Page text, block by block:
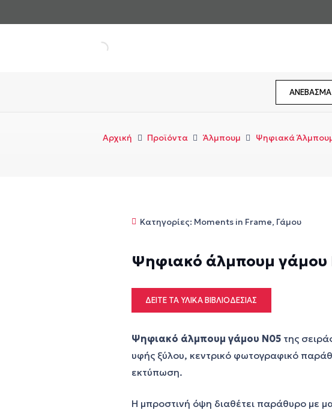
Αρχική Προϊόντα Άλμπουμ Ψηφιακά
Κατηγορίες: Moments in Frame, Γάμου
Ψηφιακό άλμπουμ γάμου
ΔΕΊΤΕ ΤΑ ΥΛΙΚΆ ΒΙΒΛΙΟΔΕΣΊΑΣ
Ψηφιακό άλμπουμ γάμου N05 της
υφής ξύλου, κεντρικό φωτογραφικό
εκτύπωση.
Η μπροστινή όψη διαθέτει παράθυρο με